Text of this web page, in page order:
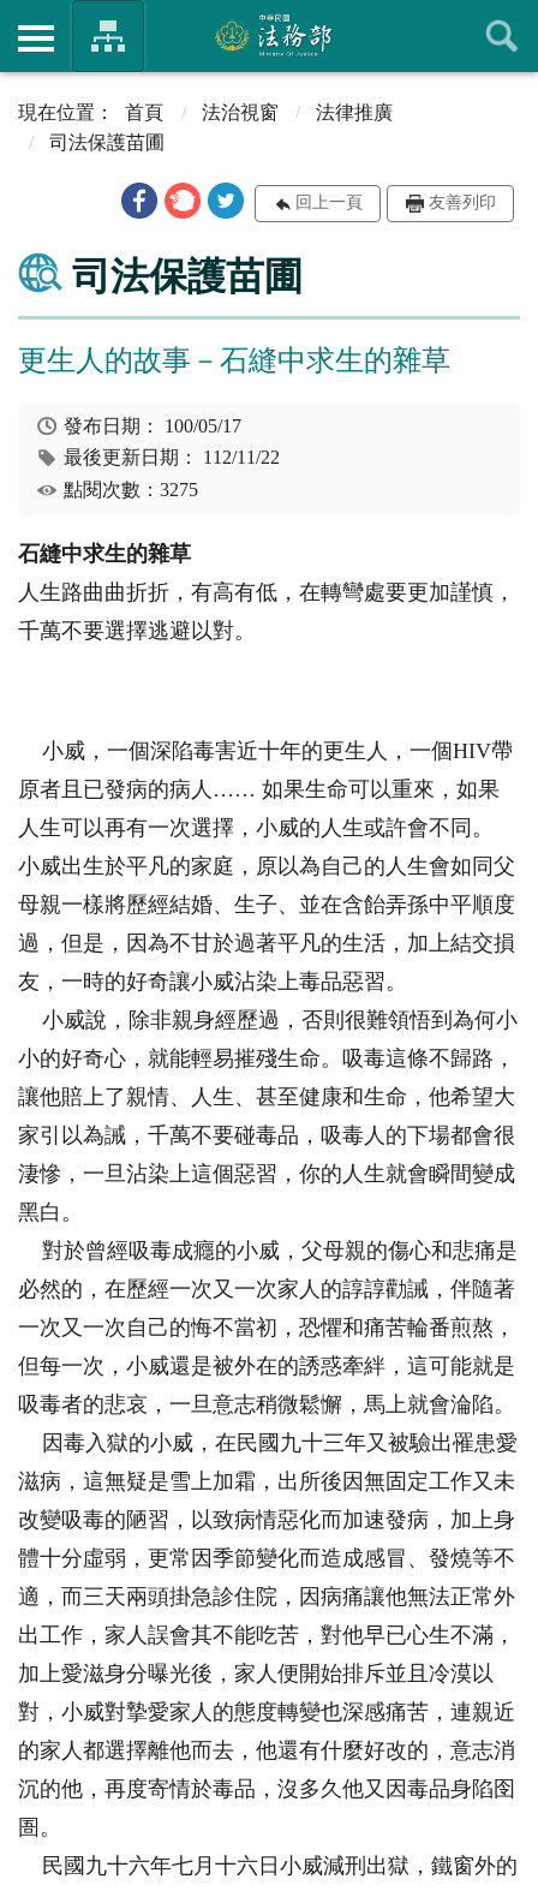
首頁 法治視窗
法律推廣
司法保護苗圃
回上一頁 友善列印
司法保護苗圃
更生人的故事－石縫中求生的雜草
發布日期： 100/05/17
最後更新日期： 112/11/22
點閱次數：3275
石縫中求生的雜草
人生路曲曲折折，有高有低，在轉彎處要更加謹慎，
千萬不要選擇逃避以對。
小威，一個深陷毒害近十年的更生人，一個HIV帶
原者且已發病的病人…… 如果生命可以重來，如果
人生可以再有一次選擇，小威的人生或許會不同。
小威出生於平凡的家庭，原以為自己的人生會如同父
母親一樣將歷經結婚、生子、並在含飴弄孫中平順度
過，但是，因為不甘於過著平凡的生活，加上結交損
友，一時的好奇讓小威沾染上毒品惡習。
小威說，除非親身經歷過，否則很難領悟到為何小
小的好奇心，就能輕易摧殘生命。吸毒這條不歸路，
讓他賠上了親情、人生、甚至健康和生命，他希望大
家引以為誡，千萬不要碰毒品，吸毒人的下場都會很
淒慘，一旦沾染上這個惡習，你的人生就會瞬間變成
黑白。
對於曾經吸毒成癮的小威，父母親的傷心和悲痛是
必然的，在歷經一次又一次家人的諄諄勸誡，伴隨著
一次又一次自己的悔不當初，恐懼和痛苦輪番煎熬，
但每一次，小威還是被外在的誘惑牽絆，這可能就是
吸毒者的悲哀，一旦意志稍微鬆懈，馬上就會淪陷。
因毒入獄的小威，在民國九十三年又被驗出罹患愛
滋病，這無疑是雪上加霜，出所後因無固定工作又未
改變吸毒的陋習，以致病情惡化而加速發病，加上身
體十分虛弱，更常因季節變化而造成感冒、發燒等不
適，而三天兩頭掛急診住院，因病痛讓他無法正常外
出工作，家人誤會其不能吃苦，對他早已心生不滿，
加上愛滋身分曝光後，家人便開始排斥並且冷漠以
對，小威對摯愛家人的態度轉變也深感痛苦，連親近
的家人都選擇離他而去，他還有什麼好改的，意志消
沉的他，再度寄情於毒品，沒多久他又因毒品身陷囹
圄。
民國九十六年七月十六日小威減刑出獄，鐵窗外的